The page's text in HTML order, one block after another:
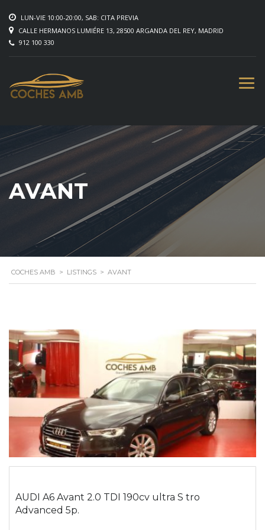
LUN-VIE 10:00-20:00, SAB: CITA PREVIA
CALLE HERMANOS LUMIÉRE 13, 28500 ARGANDA DEL REY, MADRID
912 100 330
AVANT
COCHES AMB > LISTINGS > AVANT
AUDI A6 Avant 2.0 TDI 190cv ultra S tro
Advanced 5p.